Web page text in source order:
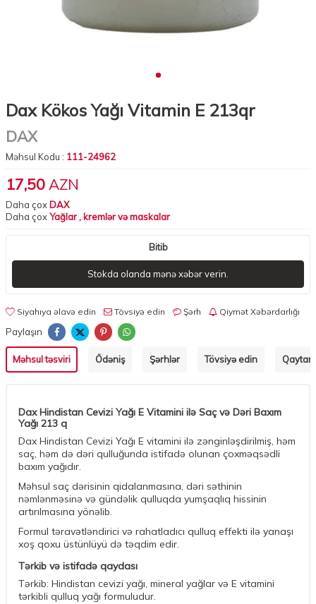
Dax Kökos Yağı Vitamin E 213qr
DAX
Məhsul Kodu : 111-24962
17,50 AZN
Daha çox DAX
Daha çoxYağlar , kremlər və maskalar
Bitib
Stokda olanda mənə xəbər verin.
Siyahıya əlavə edin Tövsiyə edin Şərh Qiymət Xəbərdarlığı
Paylaşın
Məhsul təsviri Ödəniş Şərhlər Tövsiyə edin
Dax Hindistan Cevizi Yağı E Vitamini ilə Saç və Dəri Baxım
Yağı 213 q
Dax Hindistan Cevizi Yağı E vitamini ilə zənginləşdirilmiş, həm
saç, həm də dəri qulluğunda istifadə olunan çoxməqsədli
baxım yağıdır.
Məhsul saç dərisinin qidalanmasına, dəri səthinin
nəmlənməsinə və gündəlik qulluqda yumşaqlıq hissinin
artırılmasına yönəlib.
Formul təravətləndirici və rahatladıcı qulluq effekti ilə yanaşı
xoş qoxu üstünlüyü də təqdim edir.
Tərkib və istifadə qaydası
Tərkib: Hindistan cevizi yağı, mineral yağlar və E vitamini
tərkibli qulluq yağı formuludur.